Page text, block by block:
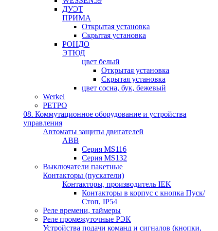
ДУЭТ
ПРИМА
Открытая установка
Скрытая установка
РОНДО
ЭТЮД
цвет белый
Открытая установка
Скрытая установка
цвет сосна, бук, бежевый
Werkel
РЕТРО
08. Коммутационное оборудование и устройства
управления
Автоматы защиты двигателей
ABB
Серия MS116
Серия MS132
Выключатели пакетные
Контакторы (пускатели)
Контакторы, производитель IEK
Контакторы в корпус с кнопка Пуск/
Стоп, IP54
Реле времени, таймеры
Реле промежуточные РЭК
Устройства подачи команд и сигналов (кнопки,